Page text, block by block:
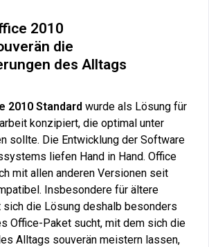
2010
die
des Alltags
2010 Standard wurde als Lösung für
konzipiert, die optimal unter
sollte. Die Entwicklung der Software
liefen Hand in Hand. Office
mit allen anderen Versionen seit
Insbesondere für ältere
sich die Lösung deshalb besonders
Office-Paket sucht, mit dem sich die
Alltags souverän meistern lassen,